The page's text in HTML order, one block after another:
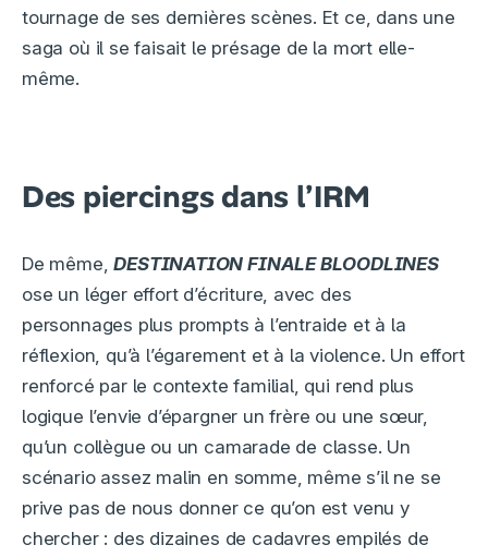
tournage de ses dernières scènes. Et ce, dans une
saga où il se faisait le présage de la mort elle-
même.
Des piercings dans l’IRM
De même,DESTINATION FINALE BLOODLINES
ose un léger effort d’écriture, avec des
personnages plus prompts à l’entraide et à la
réflexion, qu’à l’égarement et à la violence. Un effort
renforcé par le contexte familial, qui rend plus
logique l’envie d’épargner un frère ou une sœur,
qu’un collègue ou un camarade de classe. Un
scénario assez malin en somme, même s’il ne se
prive pas de nous donner ce qu’on est venu y
chercher : des dizaines de cadavres empilés de